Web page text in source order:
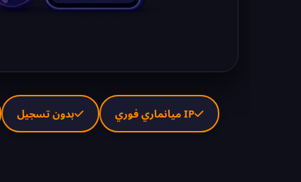
IP ميانماري فوري بدون تسجيل